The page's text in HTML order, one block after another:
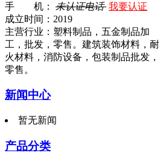
手 机： 未认证电话 我要认证
成立时间：2019
主营行业：塑料制品，五金制品加
工，批发，零售。建筑装饰材料，耐
火材料，消防设备，包装制品批发，
零售。
新闻中心
暂无新闻
产品分类